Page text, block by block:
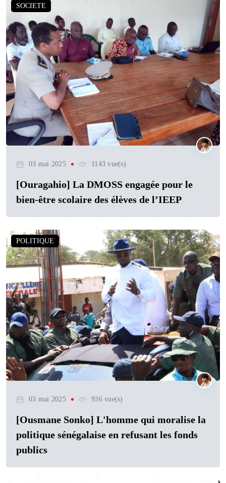
SOCIETE
03 mai 2025 1143 vue(s)
[Ouragahio] La DMOSS engagée pour le
bien-être scolaire des élèves de l’IEEP
POLITIQUE
03 mai 2025 936 vue(s)
[Ousmane Sonko] L'homme qui moralise la
politique sénégalaise en refusant les fonds
publics